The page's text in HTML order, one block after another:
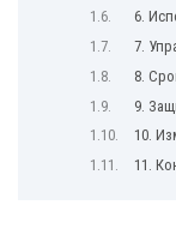
6.
7.
8.
9.
10.
11.